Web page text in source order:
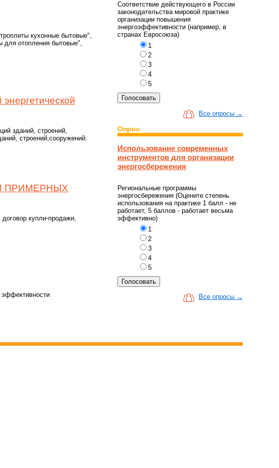
кухонные бытовые",
для отопления бытовые",
зданий, строений,
строений,сооружений.
ПРИМЕРНЫХ
купли-продажи,
эффективности
Соответствие действующего в России
законодательства мировой практике
организации повышения
энергоэффективности (например, в
странах Евросоюза)
1
2
3
4
5
Все опросы →
Опрос
Использование современных
инструментов для организации
энергосбережения
Региональные программы
энергосбережения (Оцените степень
использования на практике 1 балл - не
работает, 5 баллов - работает весьма
эффективно)
1
2
3
4
5
Все опросы →